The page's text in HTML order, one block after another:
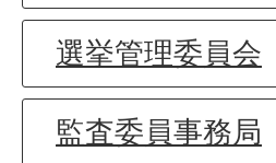
選挙管理委員会
監査委員事務局